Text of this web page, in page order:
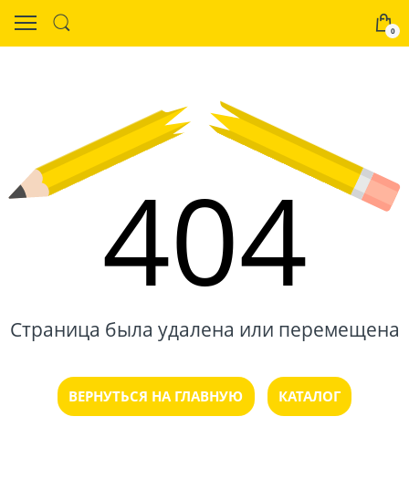
0
404
Страница была удалена или перемещена
ВЕРНУТЬСЯ НА ГЛАВНУЮ КАТАЛОГ